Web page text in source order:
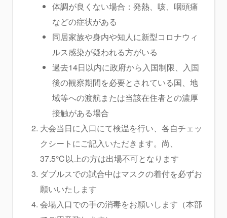
体調が良くない場合：発熱、咳、咽頭痛
などの症状がある
同居家族や身内や知人に新型コロナウィ
ルス感染が疑われる方がいる
過去14日以内に政府から入国制限、入国
後の観察期間を必要とされている国、地
域等への渡航または当該在住者との濃厚
接触がある場合
大会当日に入口にて検温を行い、各自チェッ
クシートにご記入いただきます。尚、
37.5℃以上の方は出場不可となります
ダブルスでの試合中はマスクの着付を必ずお
願いいたします
会場入口での手の消毒をお願いします（本部